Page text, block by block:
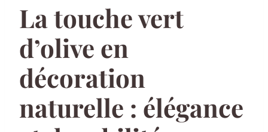
La touche vert
d’olive en
décoration
naturelle : élégance